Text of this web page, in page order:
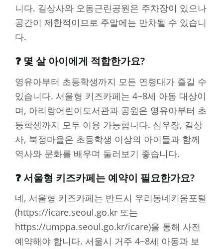
니다. 길상사와 오동근린공원은 주차장이 있으나
공간이 제한적이므로 주말에는 만차될 수 있습니
다.
❓ 몇 살 아이에게 적합한가요?
영유아부터 초등학생까지 모든 연령대가 즐길 수
있습니다. 서울형 키즈카페는 4~8세 아동 대상이
며, 아리랑어린이도서관과 공원은 영유아부터 초
등학생까지 모두 이용 가능합니다. 심우장, 길상
사, 북정마을은 초등학생 이상의 아이들과 함께
역사와 문화를 배우며 둘러보기 좋습니다.
❓ 서울형 키즈카페는 예약이 필요한가요?
네, 서울형 키즈카페는 반드시 우리동네키움포털
(https://icare.seoul.go.kr 또는
https://umppa.seoul.go.kr/icare)을 통해 사전
예약해야 합니다. 서울시 거주 4~8세 아동과 보